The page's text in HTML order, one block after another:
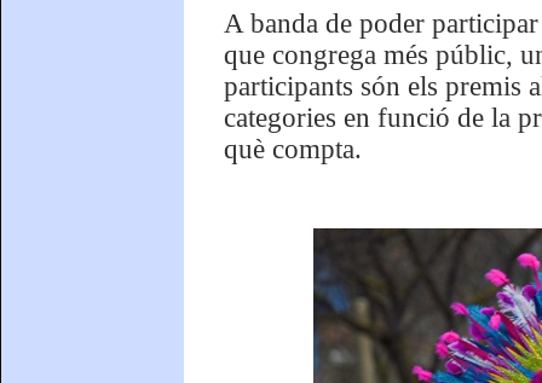
A banda de poder
que congrega més públic,
participants són els premis
categories en funció de la
què compta.